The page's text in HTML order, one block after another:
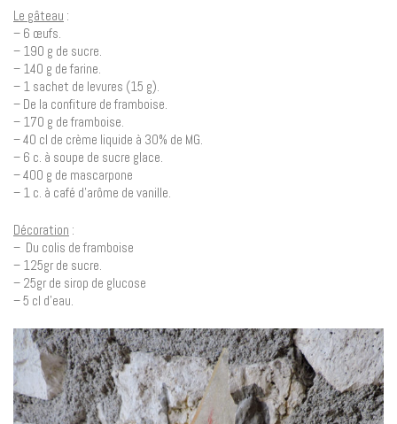
Le gâteau :
– 6 œufs.
– 190 g de sucre.
– 140 g de farine.
– 1 sachet de levures (15 g).
– De la confiture de framboise.
– 170 g de framboise.
– 40 cl de crème liquide à 30% de MG.
– 6 c. à soupe de sucre glace.
– 400 g de mascarpone
– 1 c. à café d’arôme de vanille.
Décoration :
– Du colis de framboise
– 125gr de sucre.
– 25gr de sirop de glucose
– 5 cl d’eau.